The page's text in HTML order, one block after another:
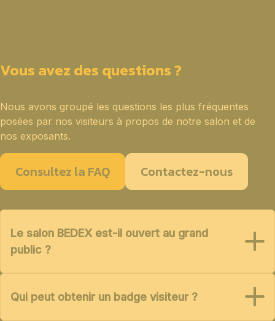
Vous avez des questions ?
Nous avons groupé les questions les plus fréquentes
posées par nos visiteurs à propos de notre salon et de
nos exposants.
Consultez la FAQ Contactez-nous
Le salon BEDEX est-il ouvert au grand
public ?
Qui peut obtenir un badge visiteur ?